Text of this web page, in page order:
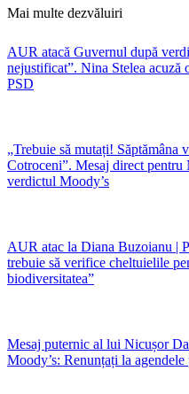
Mai multe dezvăluiri
AUR atacă Guvernul după
nejustificat”. Nina Stelea acuză
PSD
„Trebuie să mutați! Săptămâna
Cotroceni”. Mesaj direct
verdictul Moody’s
AUR atac la Diana Buzoianu |
trebuie să verifice cheltuielile
biodiversitatea”
Mesaj puternic al lui Nicușor
Moody’s: Renunțați la